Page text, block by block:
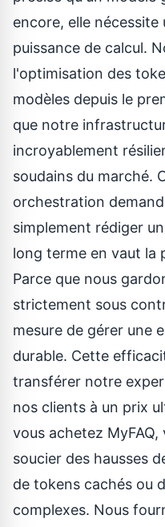
encore, elle
puissance de calcul.
l'optimisation des
modèles depuis le
que notre
incroyablement
soudains du marché.
orchestration
simplement rédiger
long terme en vaut la
Parce que nous
strictement sous
mesure de gérer une
durable. Cette
transférer notre
nos clients à un prix
vous achetez
soucier des hausses
de tokens cachés ou
complexes. Nous